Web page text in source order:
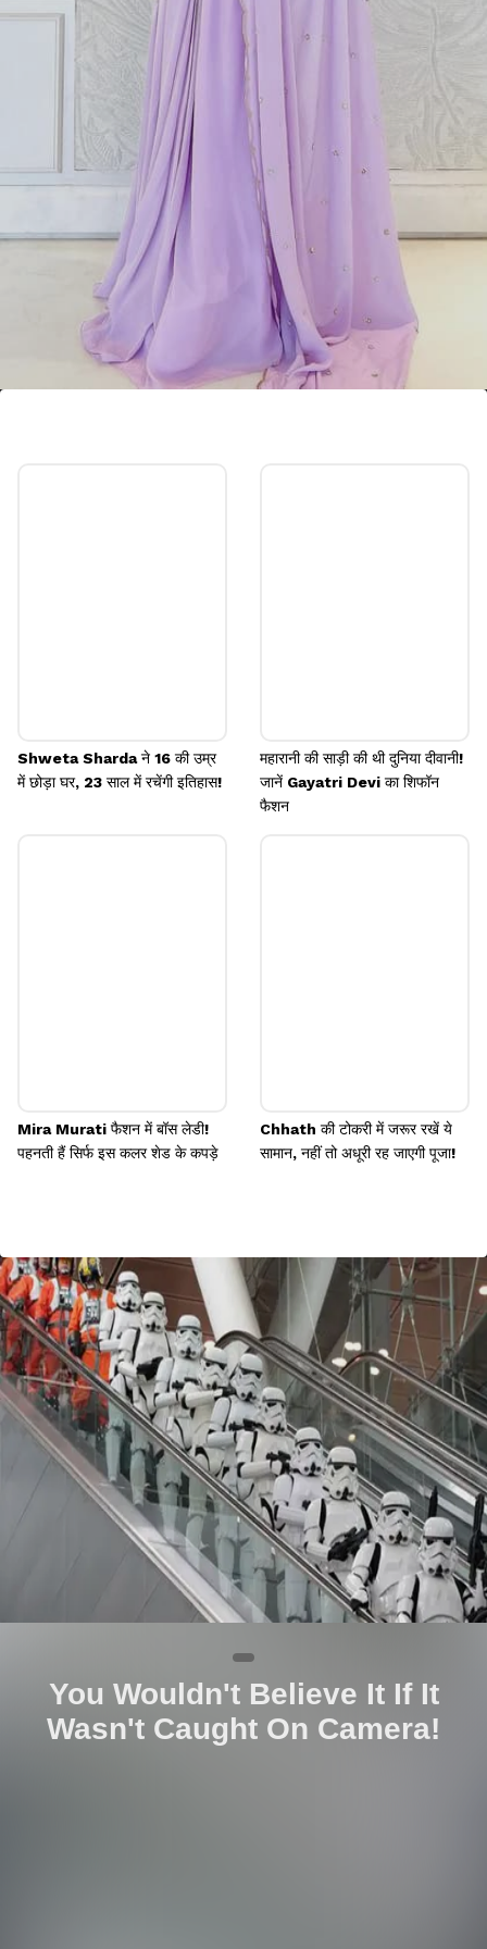
Shweta Sharda ने 16 की उम्र
में छोड़ा घर, 23 साल में रचेंगी इतिहास!
महारानी की साड़ी की थी दुनिया दीवानी!
जानें Gayatri Devi का शिफॉन
फैशन
Mira Murati फैशन में बॉस लेडी!
पहनती हैं सिर्फ इस कलर शेड के कपड़े
Chhath की टोकरी में जरूर रखें ये
सामान, नहीं तो अधूरी रह जाएगी पूजा!